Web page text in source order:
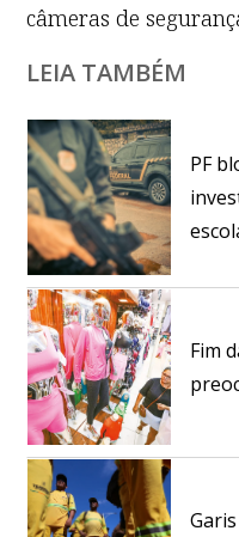
câmeras de
LEIA TAMBÉM
PF
Fim